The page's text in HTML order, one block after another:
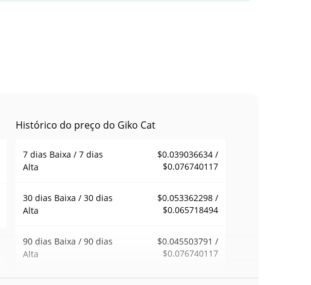
Histórico do preço do Giko Cat
7 dias Baixa / 7 dias
Alta
$0.039036634 /
$0.076740117
30 dias Baixa / 30 dias
Alta
$0.053362298 /
$0.065718494
90 dias Baixa / 90 dias
Alta
$0.045503791 /
$0.076740117